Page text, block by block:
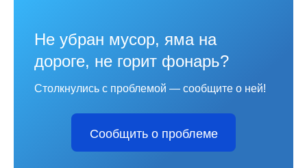
Не убран мусор, яма на
дороге, не горит фонарь?
Столкнулись с проблемой — сообщите о ней!
Сообщить о проблеме